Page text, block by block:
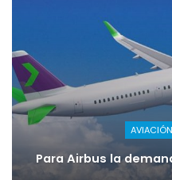
Para Airbus la